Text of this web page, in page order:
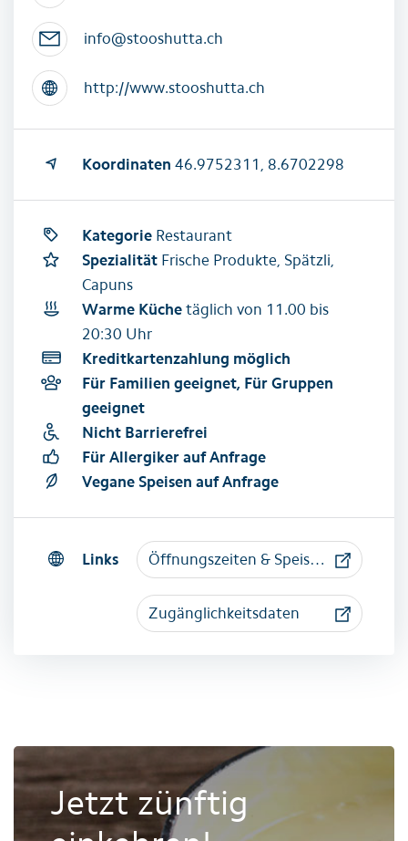
info@stooshutta.ch
http://www.stooshutta.ch
Koordinaten 46.9752311, 8.6702298
Kategorie Restaurant
Spezialität Frische Produkte, Spätzli,
Capuns
Warme Küche täglich von 11.00 bis
20:30 Uhr
Kreditkartenzahlung möglich
Für Familien geeignet, Für Gruppen
geeignet
Nicht Barrierefrei
Für Allergiker auf Anfrage
Vegane Speisen auf Anfrage
Links Öffnungszeiten & Speisekarte
Zugänglichkeitsdaten
Jetzt zünftig